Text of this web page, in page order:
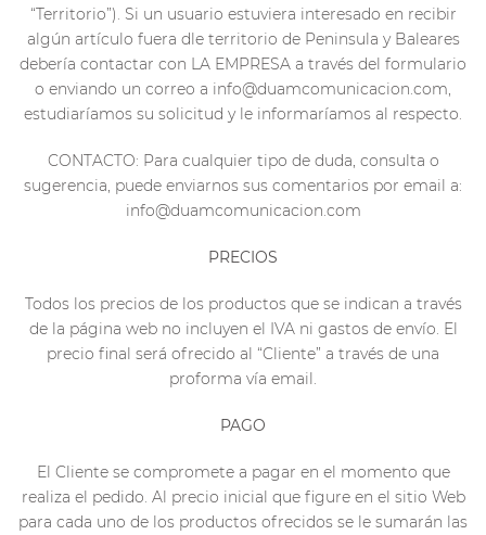
“Territorio”). Si un usuario estuviera interesado en recibir
algún artículo fuera dle territorio de Peninsula y Baleares
debería contactar con LA EMPRESA a través del formulario
o enviando un correo a info@duamcomunicacion.com,
estudiaríamos su solicitud y le informaríamos al respecto.
CONTACTO: Para cualquier tipo de duda, consulta o
sugerencia, puede enviarnos sus comentarios por email a:
info@duamcomunicacion.com
PRECIOS
Todos los precios de los productos que se indican a través
de la página web no incluyen el IVA ni gastos de envío. El
precio final será ofrecido al “Cliente” a través de una
proforma vía email.
PAGO
El Cliente se compromete a pagar en el momento que
realiza el pedido. Al precio inicial que figure en el sitio Web
para cada uno de los productos ofrecidos se le sumarán las